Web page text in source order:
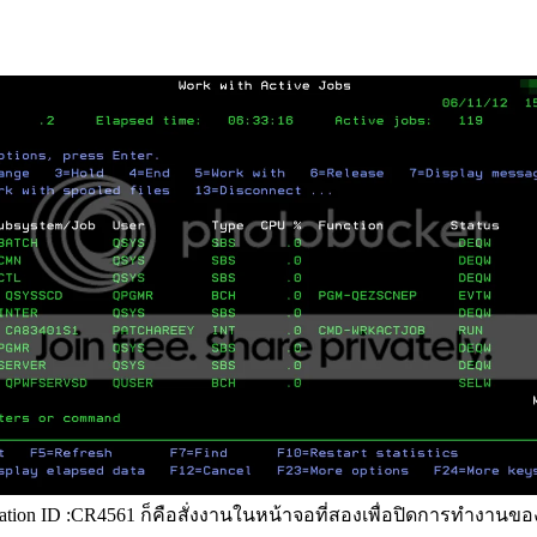
ID :CR4561 ก็คือสั่งงานในหน้าจอที่สองเพื่อปิดการทำงา